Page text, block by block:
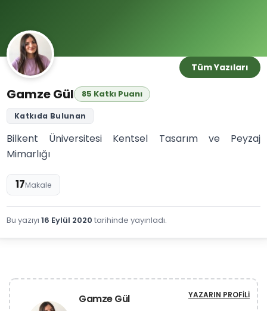
Tüm Yazıları
Gamze Gül 85 Katkı Puanı
Katkıda Bulunan
Bilkent Üniversitesi Kentsel Tasarım ve Peyzaj
Mimarlığı
17Makale
Bu yazıyı 16 Eylül 2020 tarihinde yayınladı.
Gamze Gül YAZARIN PROFILI